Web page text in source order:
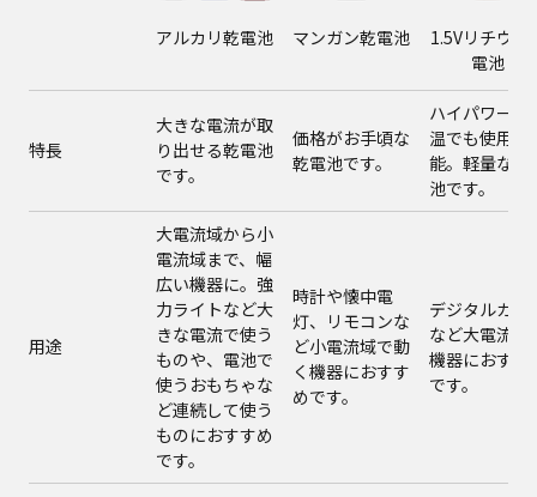
アルカリ乾電池 マンガン乾電池
1.5Vリチウム
電池
特長
大きな電流が取
り出せる乾電池
です。
価格がお手頃な
乾電池です。
ハイパワーで
温でも使用可
能。軽量な乾
池です。
用途
大電流域から小
電流域まで、幅
広い機器に。強
力ライトなど大
きな電流で使う
ものや、電池で
使うおもちゃな
ど連続して使う
ものにおすすめ
です。
時計や懐中電
灯、リモコンな
ど小電流域で動
く機器におすす
めです。
デジタルカメ
など大電流域
機器におすす
です。